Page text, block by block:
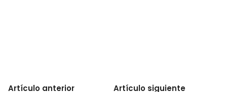
Artículo anterior Artículo siguiente